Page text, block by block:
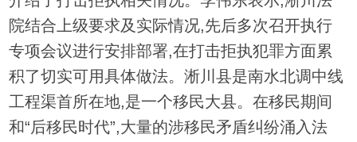
院结合上级要求及实际情况,先后多次召开执行
专项会议进行安排部署,在打击拒执犯罪方面累
积了切实可用具体做法。淅川县是南水北调中线
工程渠首所在地,是一个移民大县。在移民期间
和“后移民时代”,大量的涉移民矛盾纠纷涌入法